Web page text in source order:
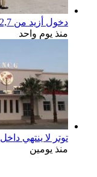
دخول أزيد من 2,7 مليون من مغاربة العالم منذ انطلاق عملية “مرحبا 2026”
منذ يوم واحد
توتر لا ينتهي داخل ENCG طنجة.. ملف 7 ملايير سنتيم في طريقه إلى المجلس الجهوي للحسابات والوزارة مطالبة بوقف النزيف
منذ يومين